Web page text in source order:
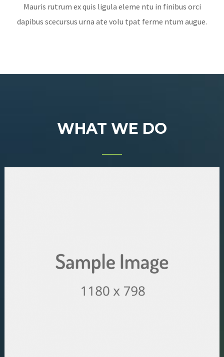
Mauris rutrum ex quis ligula eleme ntu in finibus orci
dapibus scecursus urna ate volu tpat ferme ntum augue.
WHAT WE DO